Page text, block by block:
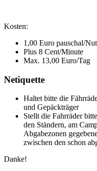
Kosten:
1,00 Euro pauschal/
Plus 8 Cent/Minute
Max. 13,00 Euro/Tag
Netiquette
Haltet bitte die
und Gepäckträger
Stellt die Fahrräder
den Ständern, am
Abgabezonen
zwischen den schon
Danke!